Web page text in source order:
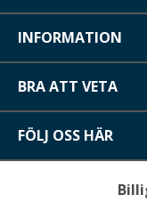
INFORMATION
BRA ATT VETA
FÖLJ OSS HÄR